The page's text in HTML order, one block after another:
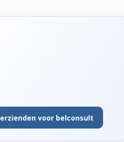
voor belconsult